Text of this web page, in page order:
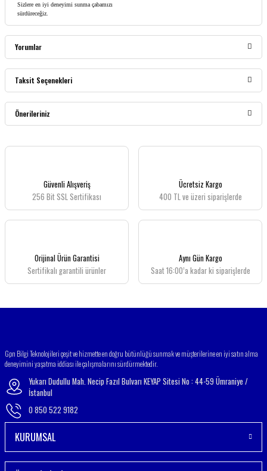
Sizlere en iyi deneyimi sunma çabamızı
sürdüreceğiz.
Yorumlar
Bu ürüne ilk yorumu siz yapın!
Taksit Seçenekleri
Önerileriniz
Bu ürünün fiyat bilgisi, resim, ürün açıklamalarında ve diğer konularda yetersiz
Ürün resmi kalitesiz, bozuk veya görüntülenemiyor.
Ürün açıklamasında eksik bilgiler bulunuyor.
Ürün fiyatı diğer sitelerden daha pahalı.
Bu ürüne benzer farklı alternatifler olmalı.
Güvenli Alışveriş
256 Bit SSL Sertifikası
Ücretsiz Kargo
400 TL ve üzeri siparişlerde
Orijinal Ürün Garantisi
Sertifikalı garantili ürünler
Aynı Gün Kargo
Saat 16:00’a kadar ki siparişlerde
Gpn Bilgi Teknolojileri çeşit ve hizmette en doğru bütünlüğü sunmak ve müşterilerine en iyi satın alma
deneyimini yaşatma iddiası ile çalışmalarını sürdürmektedir.
Yukarı Dudullu Mah. Necip Fazıl Bulvarı KEYAP Sitesi No : 44-59 Ümraniye /
İstanbul
0 850 522 9182
KURUMSAL